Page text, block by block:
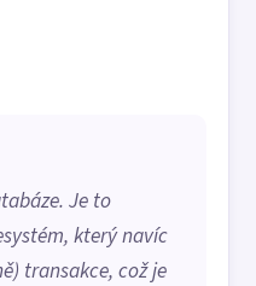
Je to
který navíc
transakce, což je